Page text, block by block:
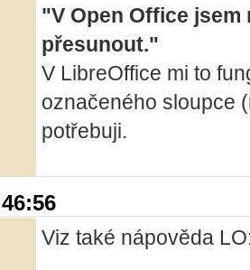
"V Open Office
přesunout."
V LibreOffice mi to
označeného sloupce
potřebuji.
Viz také nápověda